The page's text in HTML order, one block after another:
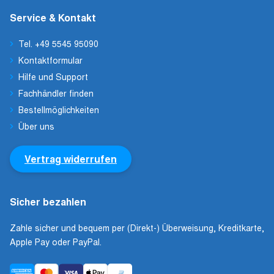
Service & Kontakt
Tel. +49 5545 95090
Kontaktformular
Hilfe und Support
Fachhändler finden
Bestellmöglichkeiten
Über uns
Vertrag widerrufen
Sicher bezahlen
Zahle sicher und bequem per (Direkt-) Überweisung, Kreditkarte,
Apple Pay oder PayPal.